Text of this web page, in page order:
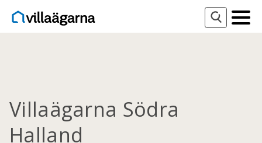
Villaägarna Södra
Halland